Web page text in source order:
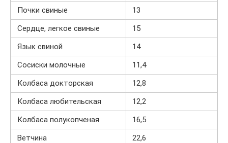
Почки свиные
13
Сердце, легкое свиные
15
Язык свиной
14
Сосиски молочные
11,4
Колбаса докторская
12,8
Колбаса любительская
12,2
Колбаса полукопченая
16,5
Ветчина
22,6